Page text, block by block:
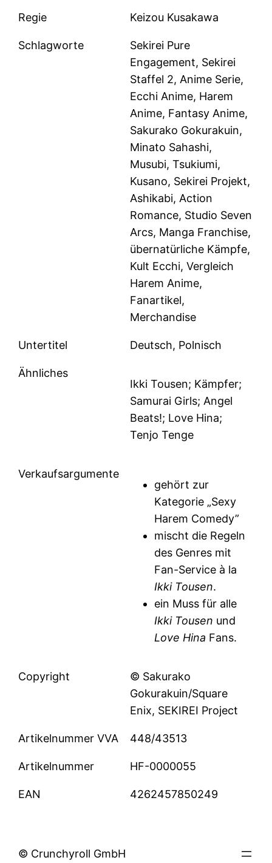
Regie Keizou Kusakawa
Schlagworte
Sekirei Pure
Engagement, Sekirei
Staffel 2, Anime Serie,
Ecchi Anime, Harem
Anime, Fantasy Anime,
Sakurako Gokurakuin,
Minato Sahashi,
Musubi, Tsukiumi,
Kusano, Sekirei Projekt,
Ashikabi, Action
Romance, Studio Seven
Arcs, Manga Franchise,
übernatürliche Kämpfe,
Kult Ecchi, Vergleich
Harem Anime,
Fanartikel,
Merchandise
Untertitel Deutsch, Polnisch
Ähnliches
Ikki Tousen; Kämpfer;
Samurai Girls; Angel
Beats!; Love Hina;
Tenjo Tenge
Verkaufsargumente
gehört zur
Kategorie „Sexy
Harem Comedy”
mischt die Regeln
des Genres mit
Fan-Service à la
Ikki Tousen.
ein Muss für alle
Ikki Tousen und
Love Hina Fans.
Copyright
© Sakurako
Gokurakuin/Square
Enix, SEKIREI Project
Artikelnummer VVA 448/43513
Artikelnummer HF-0000055
EAN 4262457850249
© Crunchyroll GmbH